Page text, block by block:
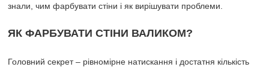
знали, чим фарбувати стіни і як вирішувати проблеми.
ЯК ФАРБУВАТИ СТІНИ ВАЛИКОМ?
Головний секрет – рівномірне натискання і достатня кількість